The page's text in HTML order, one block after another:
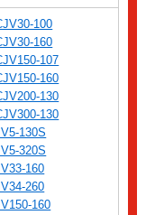
100
160
107
160
130
130
130S
320S
160
260
160